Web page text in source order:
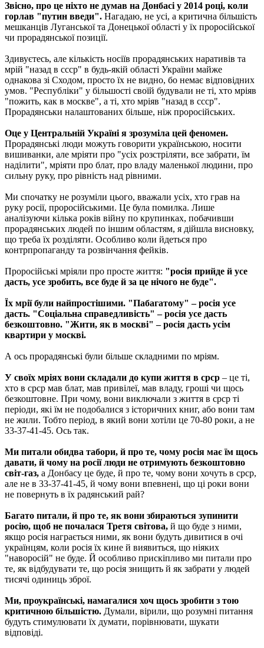
Звісно, про це ніхто не думав на Донбасі у 2014 році, коли
горлав "путин введи". Нагадаю, не усі, а критична більшість
мешканців Луганської та Донецької області у їх проросійської
чи прорадянської позиції.
Здивуєтесь, але кількість носіїв прорадянських наративів та
мрій "назад в ссср" в будь-якій області України майже
однакова зі Сходом, просто їх не видно, бо немає відповідних
умов. "Республіки" у більшості своїй будували не ті, хто мріяв
"пожить, как в москве", а ті, хто мріяв "назад в ссср".
Прорадянськи налаштованих більше, ніж проросійських.
Оце у Центральній Україні я зрозуміла цей феномен.
Прорадянські люди можуть говорити українською, носити
вишиванки, але мріяти про "усіх розстріляти, все забрати, їм
наділити", мріяти про блат, про владу маленької людини, про
сильну руку, про рівність над рівними.
Ми спочатку не розуміли цього, вважали усіх, хто грав на
руку росії, проросійськими. Це була помилка. Лише
аналізуючи кілька років війну по крупинках, побачивши
прорадянських людей по іншим областям, я дійшла висновку,
що треба їх розділяти. Особливо коли йдеться про
контрпропаганду та розвінчання фейків.
Проросійські мріяли про просте життя: "росія прийде й усе
дасть, усе зробить, все буде й за це нічого не буде".
Їх мрії були найпростішими. "Пабагатому" – росія усе
дасть. "Соціальна справедливість" – росія усе дасть
безкоштовно. "Жити, як в москві" – росія дасть усім
квартири у москві.
А ось прорадянські були більше складними по мріям.
У своїх мріях вони складали до купи життя в срср – це ті,
хто в срср мав блат, мав привілеї, мав владу, гроші чи щось
безкоштовне. При чому, вони виключали з життя в срср ті
періоди, які їм не подобалися з історичних книг, або вони там
не жили. Тобто період, в який вони хотіли це 70-80 роки, а не
33-37-41-45. Ось так.
Ми питали обидва табори, й про те, чому росія має їм щось
давати, й чому на росії люди не отримують безкоштовно
світ-газ, а Донбасу це буде, й про те, чому вони хочуть в срср,
але не в 33-37-41-45, й чому вони впевнені, що ці роки вони
не повернуть в їх радянський рай?
Багато питали, й про те, як вони збираються зупинити
росію, щоб не почалася Третя світова, й що буде з ними,
якщо росія награється ними, як вони будуть дивитися в очі
українцям, коли росія їх кине й виявиться, що ніяких
"наворосій" не буде. Й особливо прискіпливо ми питали про
те, як відбудувати те, що росія знищить й як забрати у людей
тисячі одиниць зброї.
Ми, проукраїнські, намагалися хоч щось зробити з тою
критичною більшістю. Думали, вірили, що розумні питання
будуть стимулювати їх думати, порівнювати, шукати
відповіді.